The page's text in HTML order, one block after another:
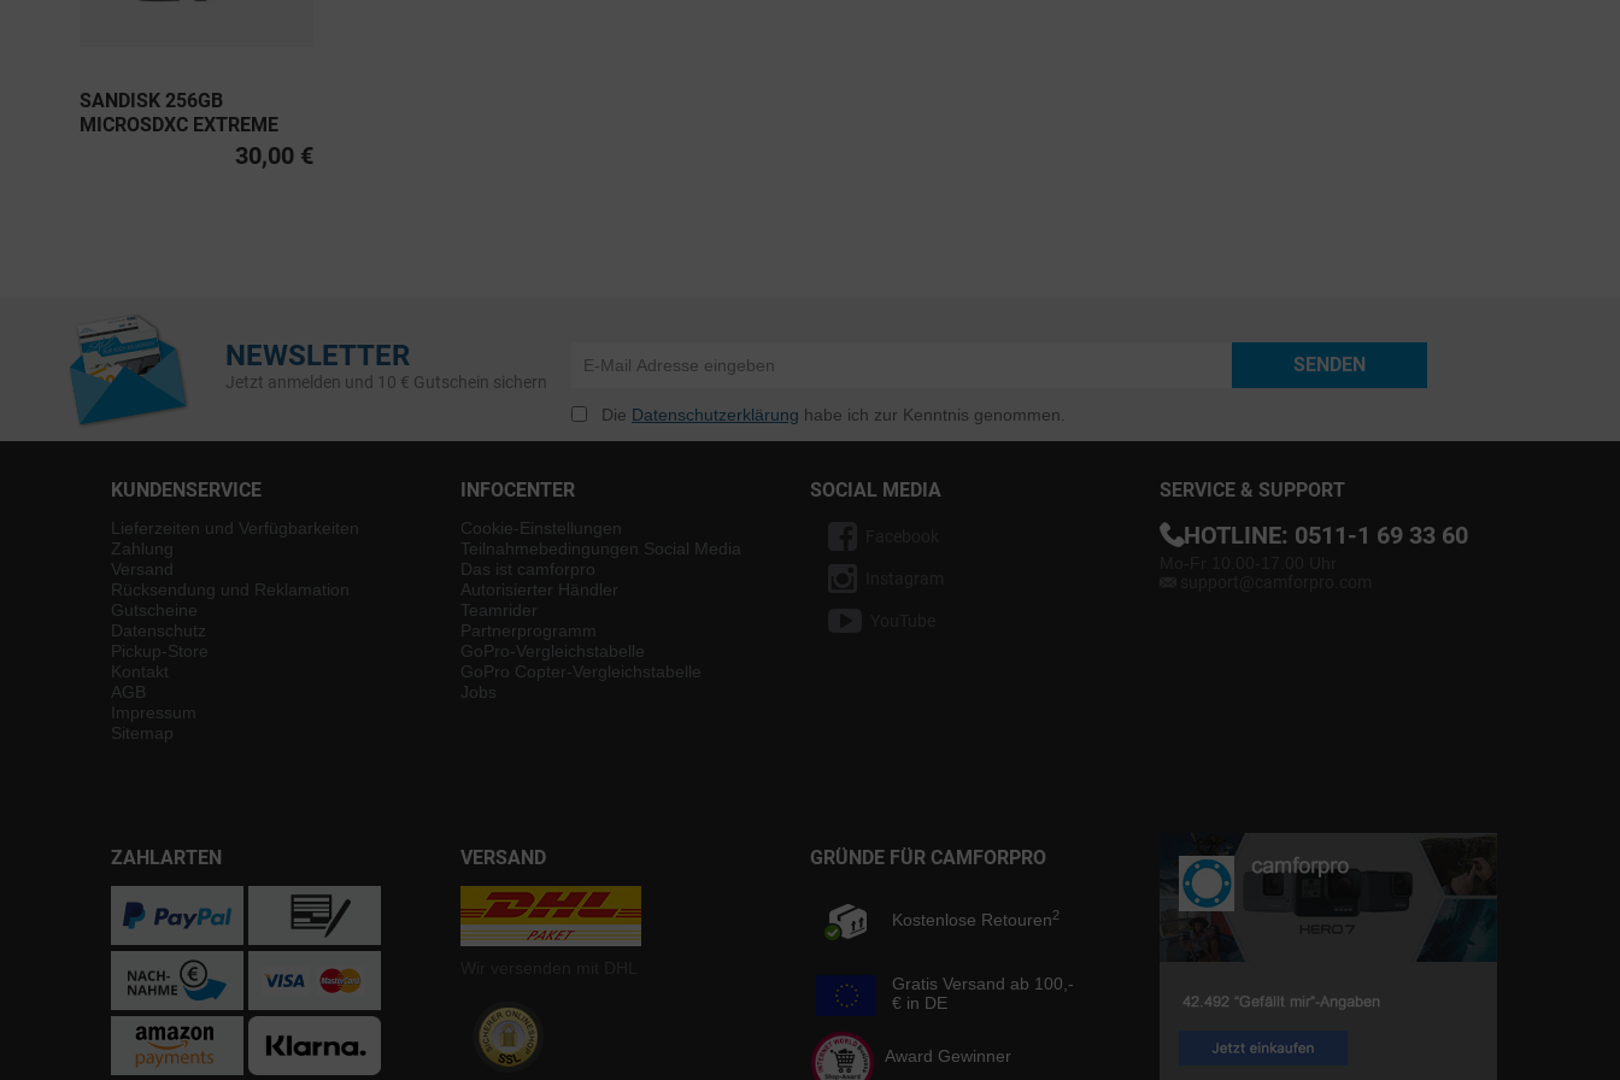
SANDISK 256GB
MICROSDXC EXTREME
PRO UHS-I U3, CLASS 10
30,00 €
NEWSLETTER
Jetzt anmelden und 10 € Gutschein sichern
SENDEN
Die Datenschutzerklärung habe ich zur Kenntnis genommen.
KUNDENSERVICE
Lieferzeiten und Verfügbarkeiten
Zahlung
Versand
Rücksendung und Reklamation
Gutscheine
Datenschutz
Pickup-Store
Kontakt
AGB
Impressum
Sitemap
INFOCENTER
Cookie-Einstellungen
Teilnahmebedingungen Social Media
Das ist camforpro
Autorisierter Händler
Teamrider
Partnerprogramm
GoPro-Vergleichstabelle
GoPro Copter-Vergleichstabelle
Jobs
SOCIAL MEDIA SERVICE & SUPPORT
HOTLINE: 0511-1 69 33 60
ZAHLARTEN VERSAND GRÜNDE FÜR CAMFORPRO
Kostenlose Retouren2
Gratis Versand ab 100,-
€ in DE
Award Gewinner